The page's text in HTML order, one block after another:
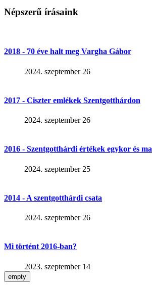
Népszerű írásaink
2018 - 70 éve halt meg Vargha Gábor
2024. szeptember 26
2017 - Ciszter emlékek Szentgotthárdon
2024. szeptember 26
2016 - Szentgotthárdi értékek egykor és ma
2024. szeptember 25
2014 - A szentgotthárdi csata
2024. szeptember 26
Mi történt 2016-ban?
2023. szeptember 14
empty